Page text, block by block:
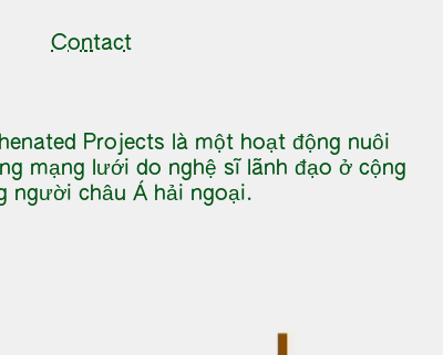
Contact
Projects là một hoạt động nuôi
mạng lưới do nghệ sĩ lãnh đạo ở cộng
người châu Á hải ngoại.